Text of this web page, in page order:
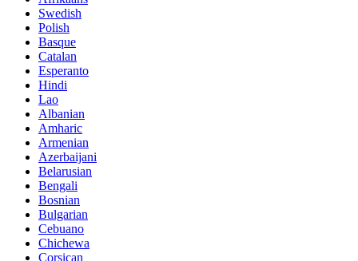
Swedish
Polish
Basque
Catalan
Esperanto
Hindi
Lao
Albanian
Amharic
Armenian
Azerbaijani
Belarusian
Bengali
Bosnian
Bulgarian
Cebuano
Chichewa
Corsican